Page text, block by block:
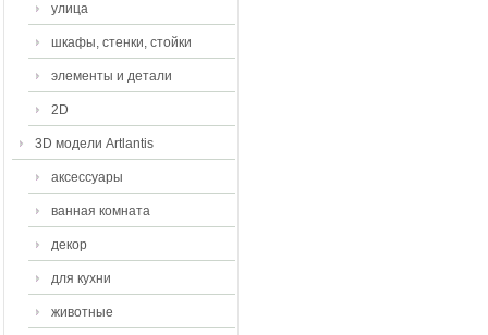
улица
шкафы, стенки, стойки
элементы и детали
2D
3D модели Artlantis
аксессуары
ванная комната
декор
для кухни
животные